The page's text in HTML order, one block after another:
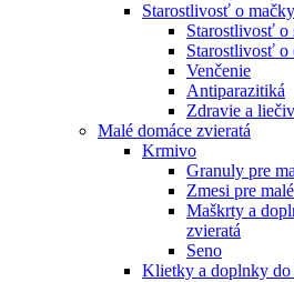
Starostlivosť o mačky
Starostlivosť
Starostlivosť o
Venčenie
Antiparazitiká
Zdravie a
Malé domáce zvieratá
Krmivo
Granuly pre
Zmesi pre
Maškrty a
zvieratá
Seno
Klietky a doplnky